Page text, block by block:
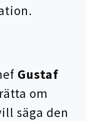
Gustaf
om
säga den